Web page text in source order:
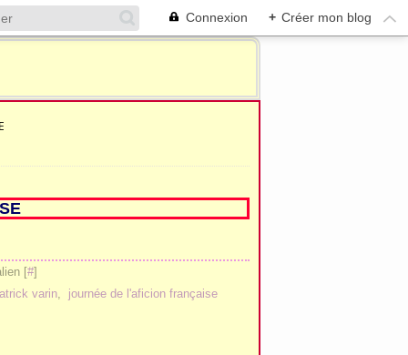
Connexion + Créer mon blog
[#]
varin, journée de l'aficion française